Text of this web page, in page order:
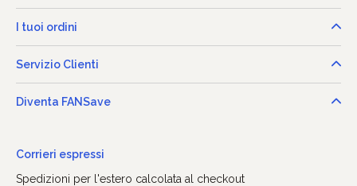
I tuoi ordini
Servizio Clienti
Diventa FANSave
Corrieri espressi
Spedizioni per l'estero calcolata al checkout